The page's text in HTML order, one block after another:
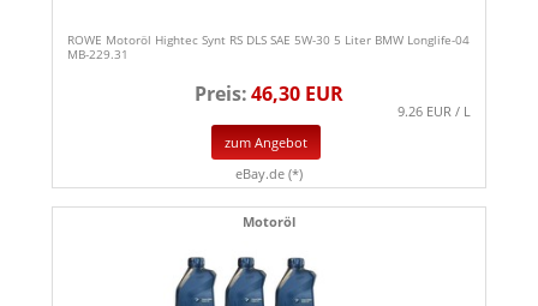
ROWE Motoröl Hightec Synt RS DLS SAE 5W-30 5 Liter BMW Longlife-04
MB-229.31
Preis:46,30 EUR
9.26 EUR / L
zum Angebot
eBay.de (*)
Motoröl